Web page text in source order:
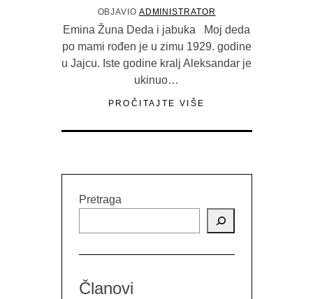
OBJAVIO ADMINISTRATOR
Emina Žuna Deda i jabuka Moj deda
po mami rođen je u zimu 1929. godine
u Jajcu. Iste godine kralj Aleksandar je
ukinuo…
PROČITAJTE VIŠE
Pretraga
Članovi